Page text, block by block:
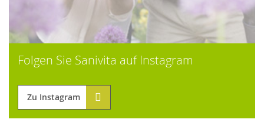
Folgen Sie Sanivita auf Instagram
Zu Instagram